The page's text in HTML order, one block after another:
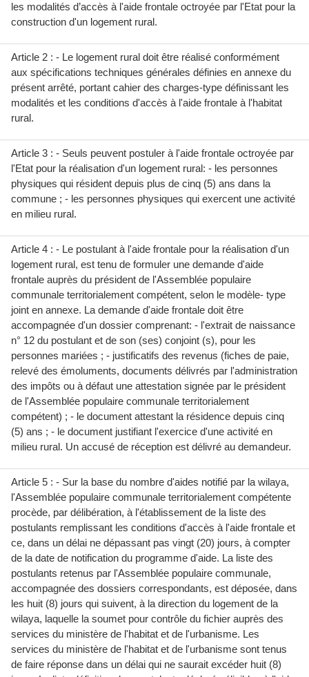
les modalités d’accès à l'aide frontale octroyée par l'Etat pour la
construction d'un logement rural.
Article 2 : - Le logement rural doit être réalisé conformément
aux spécifications techniques générales définies en annexe du
présent arrêté, portant cahier des charges-type définissant les
modalités et les conditions d'accès à l'aide frontale à l'habitat
rural.
Article 3 : - Seuls peuvent postuler à l'aide frontale octroyée par
l'Etat pour la réalisation d'un logement rural: - les personnes
physiques qui résident depuis plus de cinq (5) ans dans la
commune ; - les personnes physiques qui exercent une activité
en milieu rural.
Article 4 : - Le postulant à l'aide frontale pour la réalisation d'un
logement rural, est tenu de formuler une demande d'aide
frontale auprès du président de l'Assemblée populaire
communale territorialement compétent, selon le modèle- type
joint en annexe. La demande d'aide frontale doit être
accompagnée d'un dossier comprenant: - l'extrait de naissance
n° 12 du postulant et de son (ses) conjoint (s), pour les
personnes mariées ; - justificatifs des revenus (fiches de paie,
relevé des émoluments, documents délivrés par l'administration
des impôts ou à défaut une attestation signée par le président
de l'Assemblée populaire communale territorialement
compétent) ; - le document attestant la résidence depuis cinq
(5) ans ; - le document justifiant l'exercice d'une activité en
milieu rural. Un accusé de réception est délivré au demandeur.
Article 5 : - Sur la base du nombre d'aides notifié par la wilaya,
l'Assemblée populaire communale territorialement compétente
procède, par délibération, à l'établissement de la liste des
postulants remplissant les conditions d'accès à l'aide frontale et
ce, dans un délai ne dépassant pas vingt (20) jours, à compter
de la date de notification du programme d'aide. La liste des
postulants retenus par l'Assemblée populaire communale,
accompagnée des dossiers correspondants, est déposée, dans
les huit (8) jours qui suivent, à la direction du logement de la
wilaya, laquelle la soumet pour contrôle du fichier auprès des
services du ministère de l'habitat et de l'urbanisme. Les
services du ministère de l'habitat et de l'urbanisme sont tenus
de faire réponse dans un délai qui ne saurait excéder huit (8)